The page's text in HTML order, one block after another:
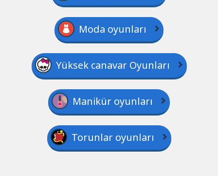
Moda oyunları
Yüksek canavar Oyunları
Manikür oyunları
Torunlar oyunları